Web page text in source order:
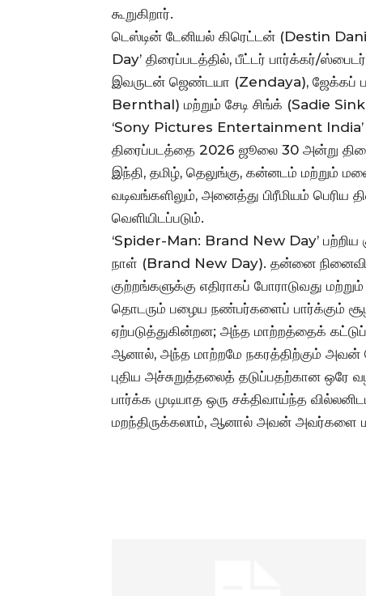
கூறுகிறார்.
டெஸ்டின் டேனியல் கிரெட்டன் (Destin
Day’ திரைப்படத்தில், பீட்டர் பார்க்கர்/
இவருடன் ஜெண்டயா (Zendaya), ஜேக்கப்
Bernthal) மற்றும் சேடி சிங்க் (Sadie
‘Sony Pictures Entertainment India’
திரைப்படத்தை 2026 ஜூலை 30 அன்று
இந்தி, தமிழ், தெலுங்கு, கன்னடம் மற்றும்
வடிவங்களிலும், அனைத்து பிரீமியம்
வெளியிடப்படும்.
‘Spider-Man: Brand New Day’ பற்றிய
நாள் (Brand New Day). தன்னை
குற்றங்களுக்கு எதிராகப் போராடுவது
தொடரும் பழைய நண்பர்களைப் பார்க்கும்
ஏற்படுத்துகின்றன; அந்த மாற்றத்தைக்
ஆனால், அந்த மாற்றமே நகரத்திற்கும் அவன்
புதிய அச்சுறுத்தலைத் தடுப்பதற்கான ஒரே
பார்க்க முடியாத ஒரு சக்திவாய்ந்த
மறந்திருக்கலாம், ஆனால் அவன் அவர்களை